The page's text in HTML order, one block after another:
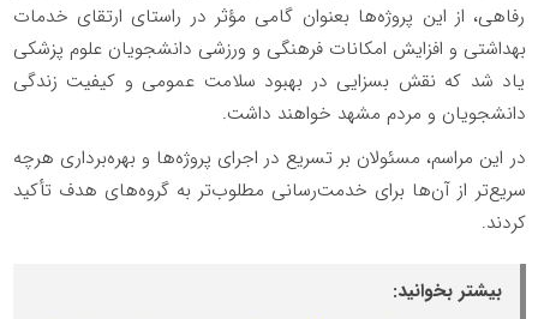
رفاهی، از این پروژه‌ها بعنوان گامی مؤثر در راستای ارتقای خدمات
بهداشتی و افزایش امکانات فرهنگی و ورزشی دانشجویان علوم پزشکی
یاد شد که نقش بسزایی در بهبود سلامت عمومی و کیفیت زندگی
دانشجویان و مردم مشهد خواهند داشت.
در این مراسم، مسئولان بر تسریع در اجرای پروژه‌ها و بهره‌برداری هرچه
سریع‌تر از آن‌ها برای خدمت‌رسانی مطلوب‌تر به گروه‌های هدف تأکید
کردند.
بیشتر بخوانید: